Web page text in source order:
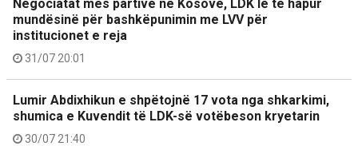
Negociatat mes partive në Kosovë, LDK lë të hapur
mundësinë për bashkëpunimin me LVV për
institucionet e reja
31/07 20:01
Lumir Abdixhikun e shpëtojnë 17 vota nga shkarkimi,
shumica e Kuvendit të LDK-së votëbeson kryetarin
30/07 21:40